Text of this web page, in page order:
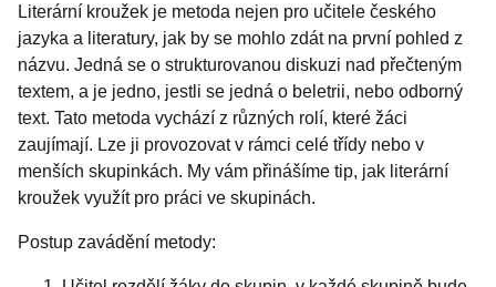
Literární kroužek je metoda nejen pro učitele českého
jazyka a literatury, jak by se mohlo zdát na první pohled z
názvu. Jedná se o strukturovanou diskuzi nad přečteným
textem, a je jedno, jestli se jedná o beletrii, nebo odborný
text. Tato metoda vychází z různých rolí, které žáci
zaujímají. Lze ji provozovat v rámci celé třídy nebo v
menších skupinkách. My vám přinášíme tip, jak literární
kroužek využít pro práci ve skupinách.
Postup zavádění metody: